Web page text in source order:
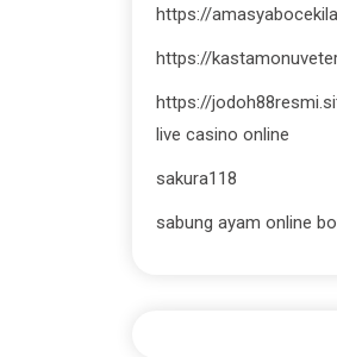
https://
https://
https://
live casino online
sakura118
sabung ayam online